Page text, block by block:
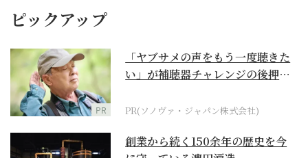
ピックアップ
PR
「ヤブサメの声をもう一度聴きた
い」が補聴器チャレンジの後押し
PR(ソノヴァ・ジャパン株式会社)
創業から続く150余年の歴史を今